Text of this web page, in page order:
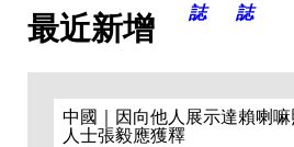
最近新增
中國｜因向他人展示達賴喇
人士張毅應獲釋